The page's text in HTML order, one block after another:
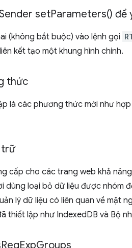
setParameters() để
(không bắt buộc) vào lệnh gọi
kết tạo một khung hình chính.
thức
là các phương thức mới như
trữ
cấp cho các trang web khả
dùng loại bỏ dữ liệu được nhóm
lý dữ liệu có liên quan về mặt
thiết lập như IndexedDB và Bộ
RegExpGroups